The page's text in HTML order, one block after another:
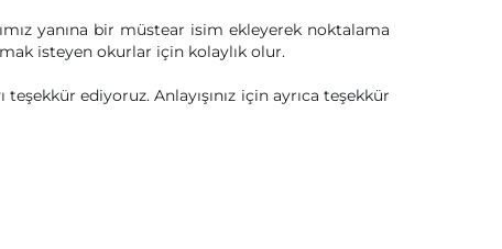
yanına bir müstear isim ekleyerek noktalama
isteyen okurlar için kolaylık olur.
ediyoruz. Anlayışınız için ayrıca teşekkür